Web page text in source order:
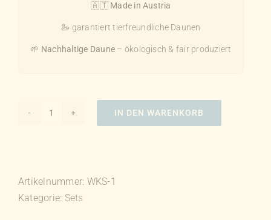
🇦🇹 Made in Austria
🦢 garantiert tierfreundliche Daunen
🌱 Nachhaltige Daune – ökologisch & fair produziert
IN DEN WARENKORB
Artikelnummer: WKS-1
Kategorie: Sets